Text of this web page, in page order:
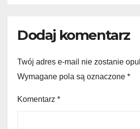
Dodaj komentarz
Twój adres e-mail nie zostanie
Wymagane pola są oznaczone *
Komentarz *